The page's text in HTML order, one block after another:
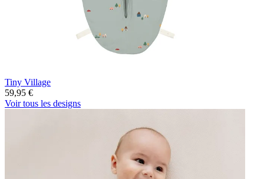
Tiny Village
59,95 €
Voir tous les designs